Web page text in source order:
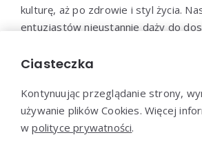
kulturę, aż po zdrowie i styl życia.
entuzjastów nieustannie dąży do
poszerzyć horyzonty i efektywnie
Ciasteczka
Kontynuując przeglądanie strony,
używanie plików Cookies. Więcej
wpolityce prywatności.